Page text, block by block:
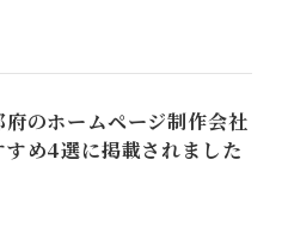
府のホームページ制作会社
すめ4選に掲載されました